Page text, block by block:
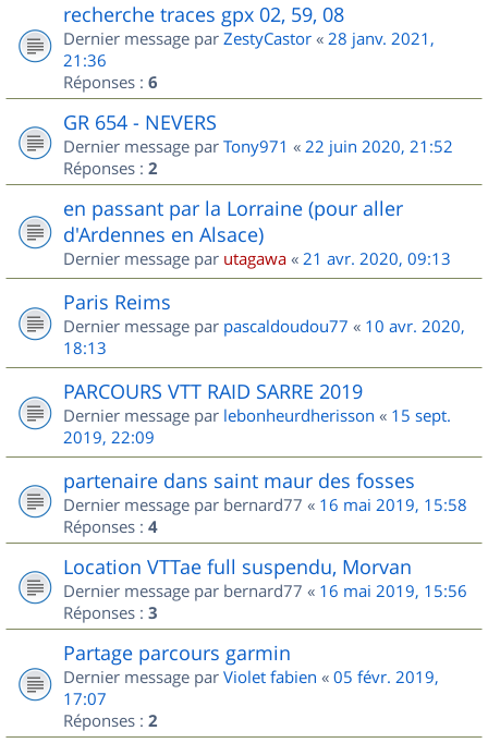
recherche traces gpx 02, 59, 08
Dernier message par ZestyCastor « 28 janv. 2021,
21:36
Réponses : 6
GR 654 - NEVERS
Dernier message par Tony971 « 22 juin 2020, 21:52
Réponses : 2
en passant par la Lorraine (pour aller
d'Ardennes en Alsace)
Dernier message par utagawa « 21 avr. 2020, 09:13
Paris Reims
Dernier message par pascaldoudou77 « 10 avr. 2020,
18:13
PARCOURS VTT RAID SARRE 2019
Dernier message par lebonheurdherisson « 15 sept.
2019, 22:09
partenaire dans saint maur des fosses
Dernier message par bernard77 « 16 mai 2019, 15:58
Réponses : 4
Location VTTae full suspendu, Morvan
Dernier message par bernard77 « 16 mai 2019, 15:56
Réponses : 3
Partage parcours garmin
Dernier message par Violet fabien « 05 févr. 2019,
17:07
Réponses : 2